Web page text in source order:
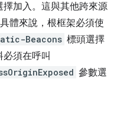
加入。這與其他跨來源
體來說，根框架必須使
Beacons 標頭選擇
須在呼叫
參數選